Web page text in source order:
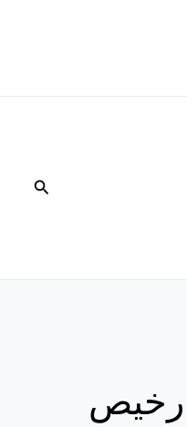
البحث
رخيص